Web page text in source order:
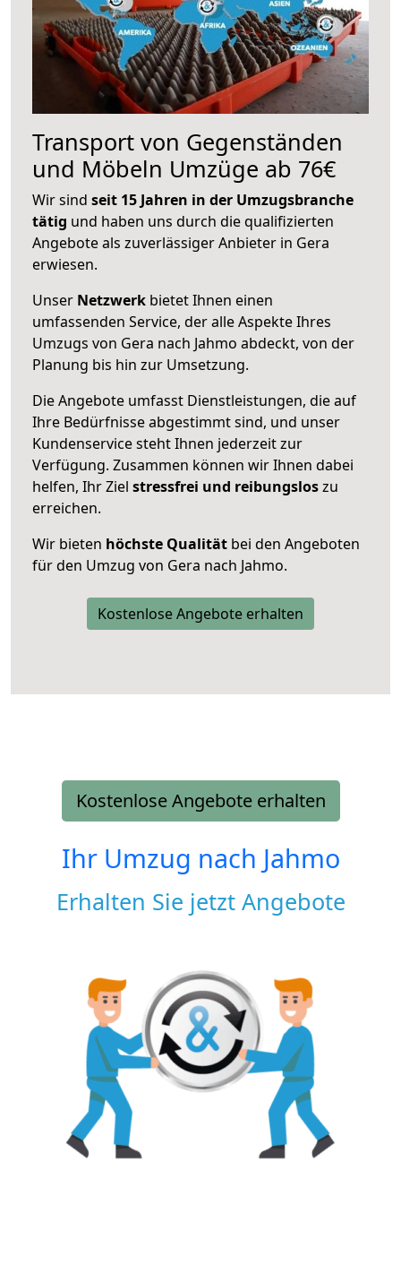
Transport von Gegenständen
und Möbeln Umzüge ab 76€
Wir sind seit 15 Jahren in der Umzugsbranche
tätig und haben uns durch die qualifizierten
Angebote als zuverlässiger Anbieter in Gera
erwiesen.
Unser Netzwerk bietet Ihnen einen
umfassenden Service, der alle Aspekte Ihres
Umzugs von Gera nach Jahmo abdeckt, von der
Planung bis hin zur Umsetzung.
Die Angebote umfasst Dienstleistungen, die auf
Ihre Bedürfnisse abgestimmt sind, und unser
Kundenservice steht Ihnen jederzeit zur
Verfügung. Zusammen können wir Ihnen dabei
helfen, Ihr Ziel stressfrei und reibungsloszu
erreichen.
Wir bieten höchste Qualität bei den Angeboten
für den Umzug von Gera nach Jahmo.
Kostenlose Angebote erhalten
Kostenlose Angebote erhalten
Ihr Umzug nach Jahmo
Erhalten Sie jetzt Angebote